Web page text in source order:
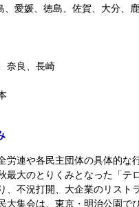
愛媛、徳島、佐賀、大分、
奈良、長崎
連や各民主団体の具体的な
最大のとりくみとなった「テ
、不況打開、大企業のリスト
大集会は、東京・明治公園で